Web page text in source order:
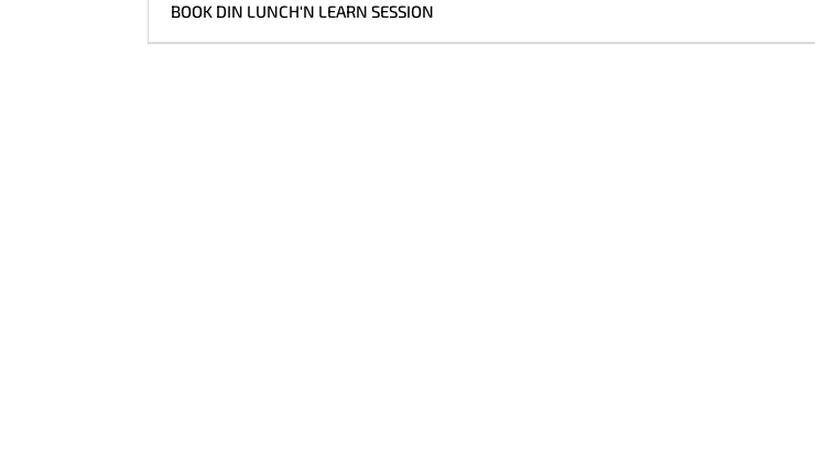
BOOK DIN LUNCH'N LEARN SESSION